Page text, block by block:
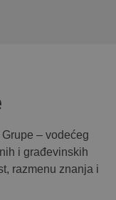
– vodećeg
i građevinskih
razmenu znanja i